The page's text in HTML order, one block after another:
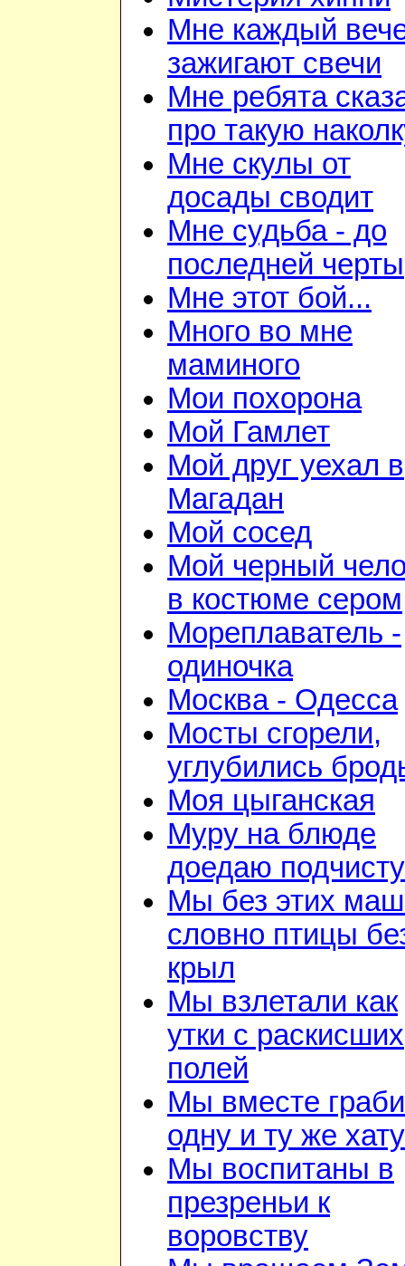
Мне каждый
зажигают свечи
Мне ребята
про такую
Мне скулы от
досады сводит
Мне судьба - до
последней черты
Мне этот бой...
Много во мне
маминого
Мои похорона
Мой Гамлет
Мой друг уехал в
Магадан
Мой сосед
Мой черный
в костюме сером
Мореплаватель -
одиночка
Москва - Одесса
Мосты сгорели,
углубились
Моя цыганская
Муру на блюде
доедаю
Мы без этих
словно птицы
крыл
Мы взлетали как
утки с раскисших
полей
Мы вместе
одну и ту же хату
Мы воспитаны в
презреньи к
воровству